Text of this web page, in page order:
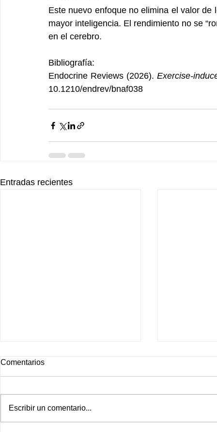
Este nuevo enfoque no elimina el valor
mayor inteligencia. El rendimiento no se
en el cerebro.
Bibliografía:
Endocrine Reviews (2026). Exercise-
10.1210/endrev/bnaf038
Entradas recientes
Comentarios
Escribir un comentario...